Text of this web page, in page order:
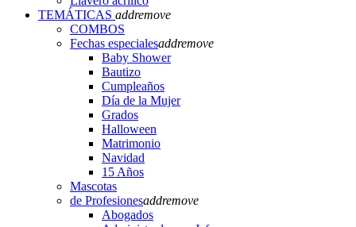
TEMÁTICAS addremove
COMBOS
Fechas especialesaddremove
Baby Shower
Bautizo
Cumpleaños
Día de la Mujer
Grados
Halloween
Matrimonio
Navidad
15 Años
Mascotas
de Profesionesaddremove
Abogados